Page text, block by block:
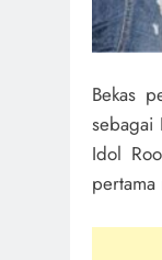
Bekas
sebagai
Idol